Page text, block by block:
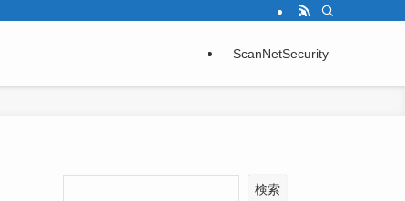
ScanNetSecurity
検索